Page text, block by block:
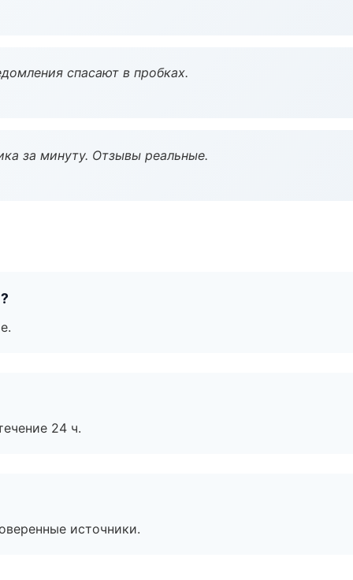
спасают в пробках.
за минуту. Отзывы реальные.
24 ч.
источники.